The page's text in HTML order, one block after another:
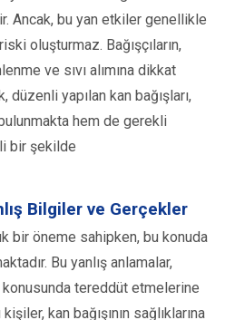
Ancak, bu yan etkiler genellikle
oluşturmaz. Bağışçıların,
ve sıvı alımına dikkat
yapılan kan bağışları,
hem de gerekli
bir şekilde
Bilgiler ve Gerçekler
bir öneme sahipken, bu konuda
Bu yanlış anlamalar,
konusunda tereddüt etmelerine
kan bağışının sağlıklarına